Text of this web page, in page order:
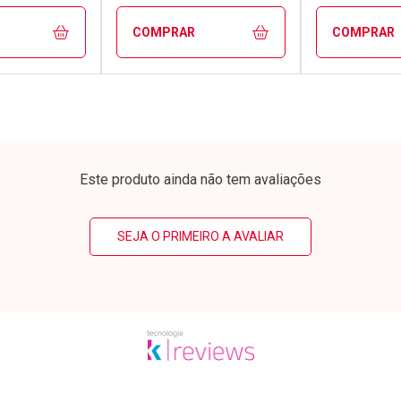
COMPRAR COMPRAR
Este produto ainda não tem avaliações
SEJA O PRIMEIRO A AVALIAR